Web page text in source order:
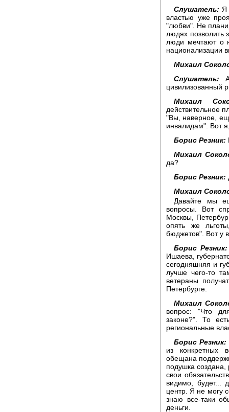
Слушатель: Я
властью уже
"любви". Не
людях позволить
люди мечтают о
национализации
Михаил
Слушатель:
цивилизованный
Михаил
действительное
"Вы, наверное,
инвалидам". Вот
Борис Резник:
Михаил
да?
Борис Резник:
Михаил
Давайте мы
вопросы. Вот
Москвы,
опять же
бюджетов". Вот у
Борис Резник:
Ишаева,
сегодняшняя и
лучше чего-то
ветераны
Петербурге.
Михаил
вопрос: "Что
законе?". То
региональные
Борис Резник:
из конкретных
обещана
подушка
свои
видимо, будет...
центр. Я не могу
знаю все-таки
деньги.